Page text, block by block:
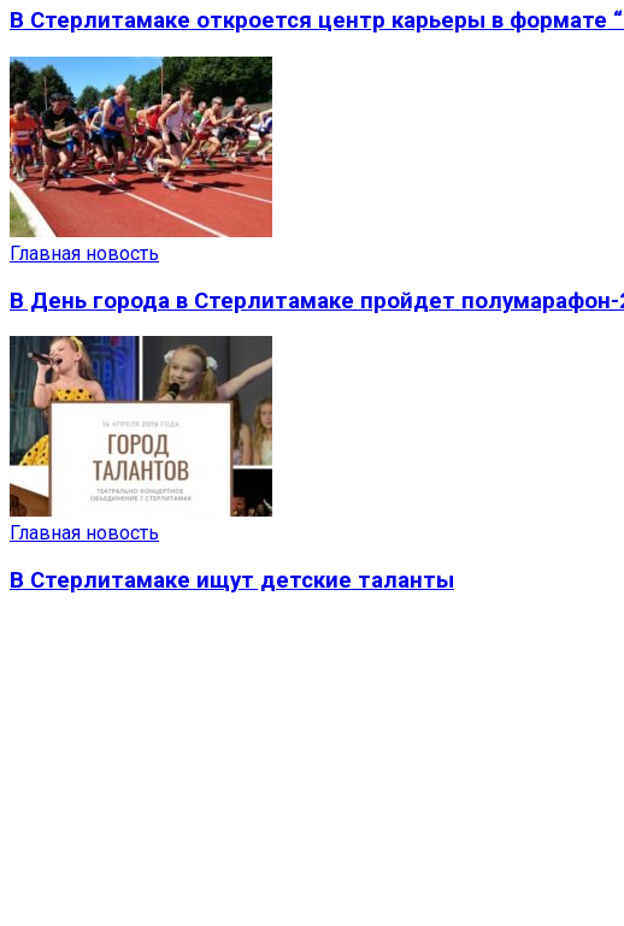
В Стерлитамаке откроется центр карьеры в формате
Главная новость
В День города в Стерлитамаке пройдет полумарафон-
Главная новость
В Стерлитамаке ищут детские таланты